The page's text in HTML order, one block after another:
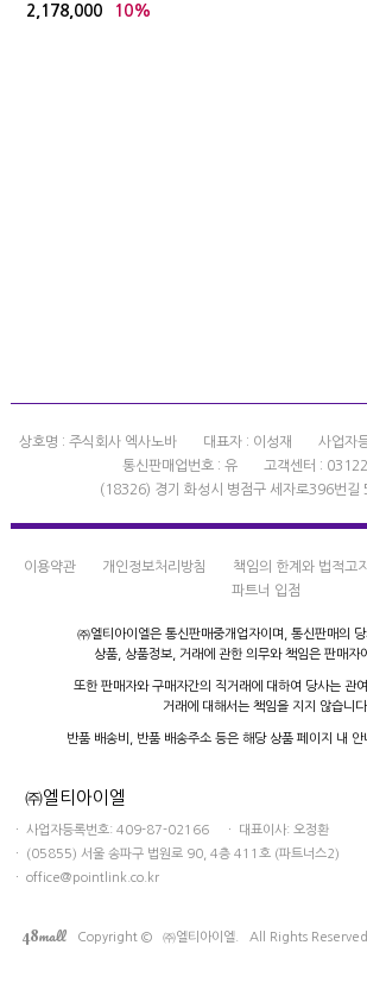
2,178,000 10%
상호명 : 주식회사 엑사노바 대표자 : 이성재
사업자
통신판매업번호 : 유
고객센터 :
(18326) 경기 화성시 병점구 세자로396번길
이용약관 개인정보처리방침 책임의 한계와 법적고지
파트너 입점
㈜엘티아이엘은 통신판매중개업자이며,
통신판매의
상품, 상품정보, 거래에 관한 의무와 책임은 판매자
또한 판매자와 구매자간의 직거래에 대하여 당사는 관
거래에 대해서는 책임을 지지 않습니다.
반품 배송비, 반품 배송주소 등은 해당 상품 페이지 내 안
㈜엘티아이엘
ㆍ 사업자등록번호: 409-87-02166 ㆍ 대표이사: 오정환
ㆍ (05855) 서울 송파구 법원로 90, 4층 411호 (파트너스2)
ㆍ office@pointlink.co.kr
48mallCopyright © ㈜엘티아이엘. All Rights Reserved.